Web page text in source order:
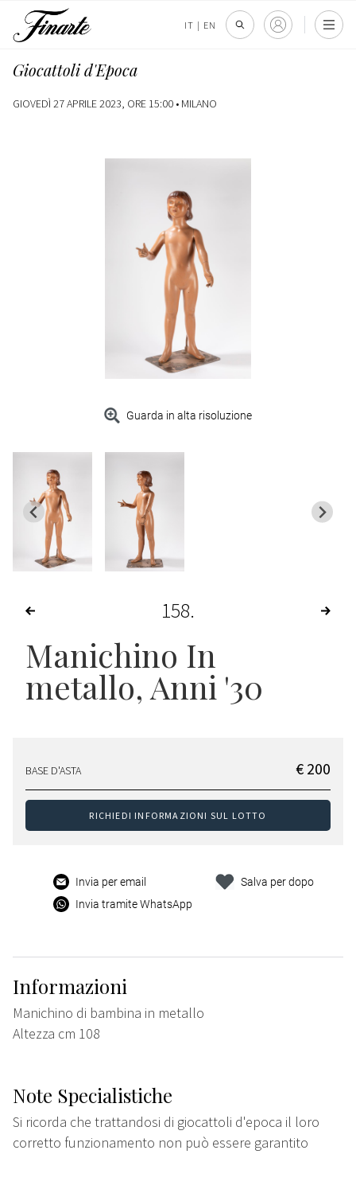
IT | EN
Giocattoli d'Epoca
GIOVEDÌ 27 APRILE 2023, ORE 15:00 • MILANO
Guarda in alta risoluzione
158
Manichino In
metallo, Anni '30
BASE D'ASTA € 200
RICHIEDI INFORMAZIONI SUL LOTTO
Invia per email
Invia tramite WhatsApp
Salva per dopo
Informazioni
Manichino di bambina in metallo
Altezza cm 108
Note Specialistiche
Si ricorda che trattandosi di giocattoli d'epoca il loro
corretto funzionamento non può essere garantito